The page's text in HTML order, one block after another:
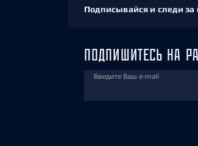
Подписывайся и следи за
ПОДПИШИТЕСЬ НА
Введите Ваш e-mail